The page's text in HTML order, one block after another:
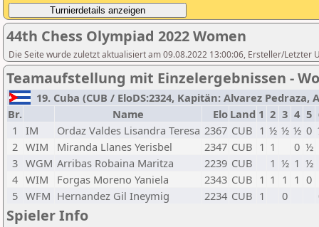
44th Chess Olympiad 2022 Women
Die Seite wurde zuletzt aktualisiert am 09.08.2022 13:00:06, Ersteller/Letzter
Teamaufstellung mit Einzelergebnissen -
19. Cuba (CUB / EloDS:2324, Kapitän: Alvarez Pedraza,
Br.
Name Elo Land 1 2 3 4 5
1
IM Ordaz Valdes Lisandra Teresa 2367 CUB 1 ½ ½ ½ 0
2 WIM Miranda Llanes Yerisbel 2347 CUB 1 1 0 ½
3 WGM Arribas Robaina Maritza 2239 CUB 1 ½ 1 ½
4 WIM Forgas Moreno Yaniela 2343 CUB 1 1 1 1 0
5 WFM Hernandez Gil Ineymig 2234 CUB 1 0
Spieler Info